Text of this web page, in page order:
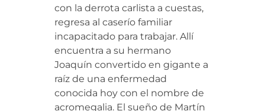
con la derrota carlista a cuestas,
regresa al caserío familiar
incapacitado para trabajar. Allí
encuentra a su hermano
Joaquín convertido en gigante a
raíz de una enfermedad
conocida hoy con el nombre de
acromegalia. El sueño de Martín